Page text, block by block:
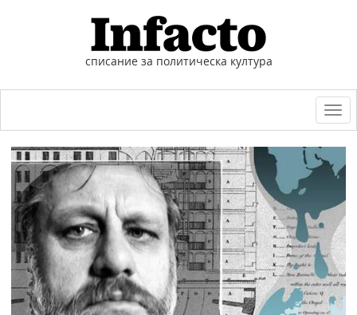
списание за политическа култура